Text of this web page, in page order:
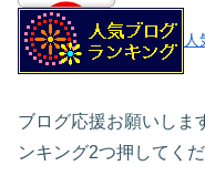
人
ブログ応援お願いし
ンキング2つ押してく